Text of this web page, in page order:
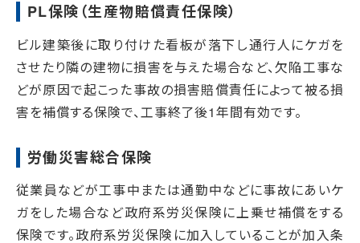
PL保険（生産物賠償責任保険）
ビル建築後に取り付けた看板が落下し通行人にケガを
させたり隣の建物に損害を与えた場合など、欠陥工事な
どが原因で起こった事故の損害賠償責任によって被る損
害を補償する保険で、工事終了後1年間有効です。
労働災害総合保険
従業員などが工事中または通勤中などに事故にあいケ
ガをした場合など政府系労災保険に上乗せ補償をする
保険です。政府系労災保険に加入していることが加入条